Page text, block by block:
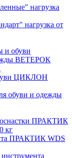
нагрузка
нагрузка от
и обуви
ВЕТЕРОК
ЦИКЛОН
обуви и одежды
оснастки ПРАКТИК
кг
ПРАКТИК WDS